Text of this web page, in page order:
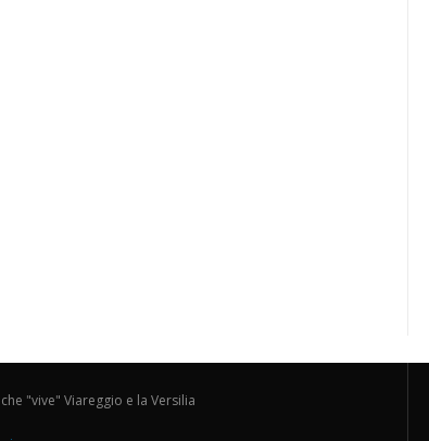
"vive" Viareggio e la Versilia